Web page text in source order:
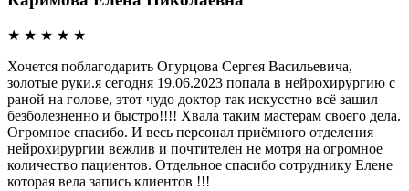
★ ★ ★ ★ ★
Хочется поблагодарить Огурцова Сергея Васильевича,
золотые руки.я сегодня 19.06.2023 попала в нейрохирургию с
раной на голове, этот чудо доктор так искусстно всё зашил
безболезненно и быстро!!!! Хвала таким мастерам своего дела.
Огромное спасибо. И весь персонал приёмного отделения
нейрохирургии вежлив и почтителен не мотря на огромное
количество пациентов. Отдельное спасибо сотруднику Елене
которая вела запись клиентов !!!